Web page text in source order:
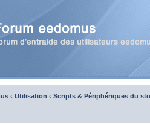
‹ Utilisation ‹ Scripts & Périphériques du